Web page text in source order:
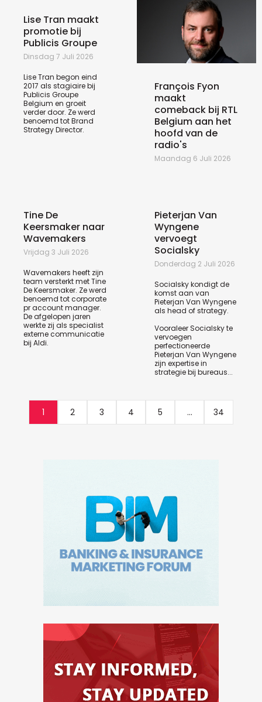
Lise Tran maakt
promotie bij
Publicis Groupe
Dinsdag 7 Juli 2026
Lise Tran begon eind
2017 als stagiaire bij
Publicis Groupe
Belgium en groeit
verder door. Ze werd
benoemd tot Brand
Strategy Director.
François Fyon
maakt
comeback bij RTL
Belgium aan het
hoofd van de
radio's
Maandag 6 Juli 2026
Tine De
Keersmaker naar
Wavemakers
Vrijdag 3 Juli 2026
Wavemakers heeft zijn
team versterkt met Tine
De Keersmaker. Ze werd
benoemd tot corporate
pr account manager.
De afgelopen jaren
werkte zij als specialist
externe communicatie
bij Aldi.
Pieterjan Van
Wyngene
vervoegt
Socialsky
Donderdag 2 Juli 2026
Socialsky kondigt de
komst aan van
Pieterjan Van Wyngene
als head of strategy.
Vooraleer Socialsky te
vervoegen
perfectioneerde
Pieterjan Van Wyngene
zijn expertise in
strategie bij bureaus...
1 2 3 4 5 ... 34